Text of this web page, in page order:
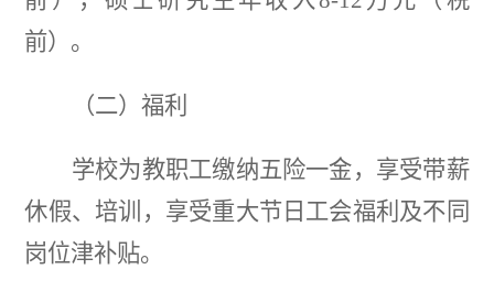
前）。
（二）福利
学校为教职工缴纳五险一金，享受带薪
休假、培训，享受重大节日工会福利及不同
岗位津补贴。